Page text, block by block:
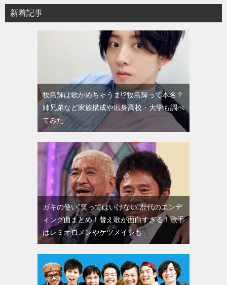
新着記事
牧島輝は歌がめちゃうま!?牧島輝って本名？
姉兄弟など家族構成や出身高校・大学も調べ
てみた
ガキの使い”笑ってはいけない”歴代のエンデ
ィング曲まとめ！替え歌が面白すぎる！歌手
はレミオロメンやケツメイシも